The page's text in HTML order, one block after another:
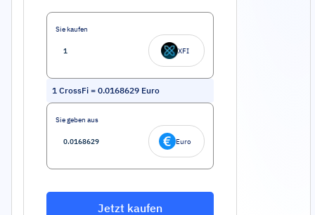
Sie kaufen
XFI
1 CrossFi = 0.0168629 Euro
Sie geben aus
Euro
Jetzt kaufen